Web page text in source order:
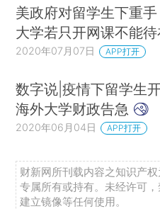
美政府对留学生下重
大学若只开网课不能
2020年07月07日 APP打开
数字说|疫情下留学生
海外大学财政告急
2020年06月04日 APP打开
财新网所刊载内容之知识产
专属所有或持有。未经许可
建立镜像等任何使用。